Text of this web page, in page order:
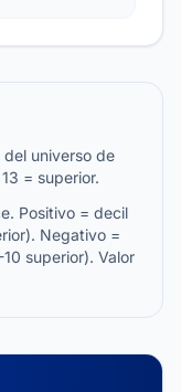
universo de
= superior.
Positivo = decil
Negativo =
superior). Valor